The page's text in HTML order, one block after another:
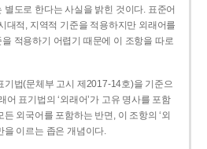
도로 한다는 사실을 밝힌 것이다. 표준어
대적, 지역적 기준을 적용하지만 외래어를
적용하기 어렵기 때문에 이 조항을 따로
기법(문체부 고시 제2017-14호)을 기준으
어 표기법의 ‘외래어’가 고유 명사를 포함
외국어를 포함하는 반면, 이 조항의 ‘외
을 이르는 좁은 개념이다.